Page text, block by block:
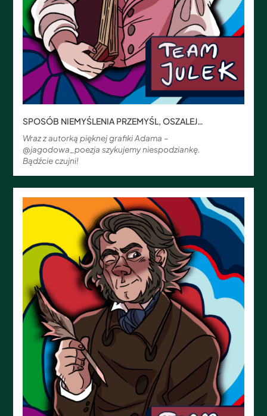
SPOSÓB NIEMYŚLENIA PRZEMYŚL, OSZALEJ…
Wraz z autorką pięknej grafiki Adama –
@jagodowa_poezja szykujemy niespodziankę.
Bądźcie czujni!